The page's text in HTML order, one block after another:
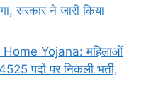
सरकार ने जारी किया
Yojana: महिलाओं
पदों पर निकली भर्ती,